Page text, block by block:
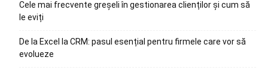
Cele mai frecvente greșeli în gestionarea clienților și cum să
le eviți
De la Excel la CRM: pasul esențial pentru firmele care vor să
evolueze